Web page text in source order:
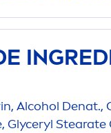
Alcohol
Glyceryl